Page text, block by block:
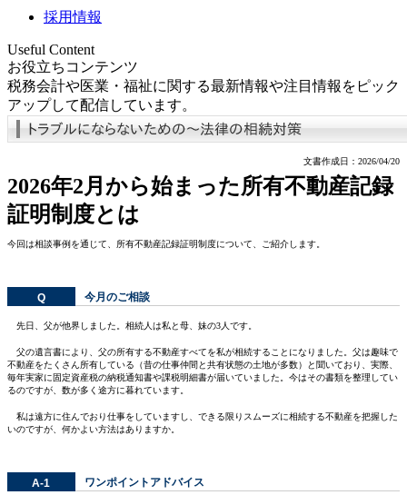
採用情報
Useful Content
お役立ちコンテンツ
税務会計や医業・福祉に関する最新情報や注目情報をピック
アップして配信しています。
文書作成日：2026/04/20
2026年2月から始まった所有不動産記録
証明制度とは
今回は相談事例を通じて、所有不動産記録証明制度について、ご紹介します。
Q 今月のご相談
先日、父が他界しました。相続人は私と母、妹の3人です。
父の遺言書により、父の所有する不動産すべてを私が相続することになりました。父は趣味で
不動産をたくさん所有している（昔の仕事仲間と共有状態の土地が多数）と聞いており、実際、
毎年実家に固定資産税の納税通知書や課税明細書が届いていました。今はその書類を整理してい
るのですが、数が多く途方に暮れています。
私は遠方に住んでおり仕事をしていますし、できる限りスムーズに相続する不動産を把握した
いのですが、何かよい方法はありますか。
A-1 ワンポイントアドバイス